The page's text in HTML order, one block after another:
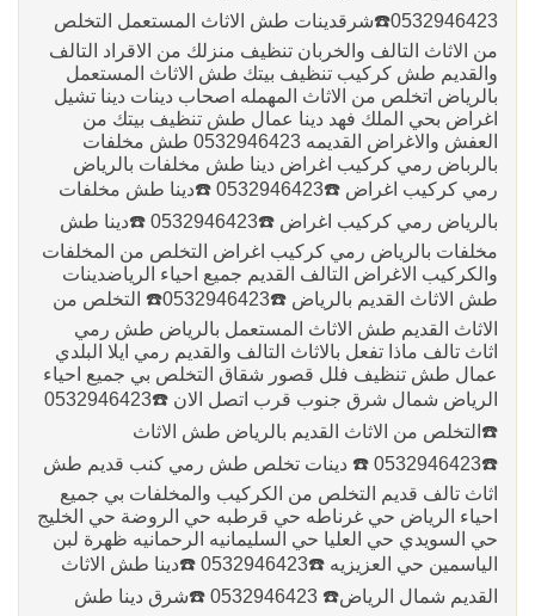
0532946423☎️شرق‏دينات طش الاثاث المستعمل التخلص
من الاثاث التالف والخربان تنظيف منزلك من الاقراد التالف
والقديم طش كركيب تنظيف بيتك طش الاثاث المستعمل
بالرياض اتخلص من الاثاث المهمله اصحاب دينات دينا تشيل
اغراض بحي الملك فهد دينا عمال طش تنظيف بيتك من
العفش والاغراض القديمه 0532946423 طش مخلفات
بالرباض رمي كركيب اغراض دينا طش مخلفات بالرياض
رمي كركيب اغراض ☎️0532946423 ☎️دينا طش مخلفات
بالرياض رمي كركيب اغراض ☎️0532946423 ☎️دينا طش
مخلفات بالرياض رمي كركيب اغراض التخلص من المخلفات
والكركيب الاغراض التالف القديم جميع احياء الرياض‏دينات
طش الاثاث القديم بالرياض ☎️0532946423☎️ التخلص من
الاثاث القديم طش الاثاث المستعمل بالرياض طش رمي
اثاث تالف ماذا تفعل بالاثاث التالف والقديم رمي ايلا البلدي
عمال طش تنظيف فلل قصور شقاق التخلص بي جميع احياء
الرياض شمال شرق جنوب قرب اتصل الان ☎️0532946423
☎️‏التخلص من الاثاث القديم بالرياض طش الاثاث
☎️0532946423 ☎️ دينات تخلص طش رمي كنب قديم طش
اثاث تالف قديم التخلص من الكركيب والمخلفات بي جميع
احياء الرياض حي غرناطه حي قرطبه حي الروضة حي الخليج
حي السويدي حي العليا حي السليمانيه الرحمانيه ظهرة لبن
الياسمين حي العزيزيه ☎️0532946423 ☎️دينا طش الاثاث
القديم شمال الرياض☎️ 0532946423 ☎️شرق دينا طش